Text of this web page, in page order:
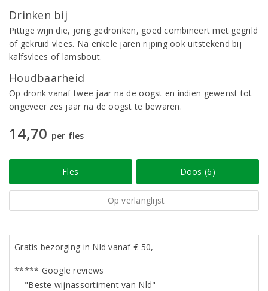
Drinken bij
Pittige wijn die, jong gedronken, goed combineert met gegrild
of gekruid vlees. Na enkele jaren rijping ook uitstekend bij
kalfsvlees of lamsbout.
Houdbaarheid
Op dronk vanaf twee jaar na de oogst en indien gewenst tot
ongeveer zes jaar na de oogst te bewaren.
14,70 per fles
Fles Doos (6)
Op verlanglijst
Gratis bezorging in Nld vanaf € 50,-
***** Google reviews
"Beste wijnassortiment van Nld"